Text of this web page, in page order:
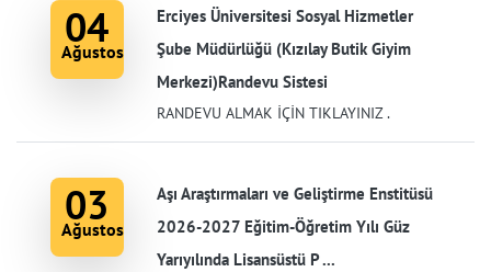
04
Ağustos
Erciyes Üniversitesi Sosyal Hizmetler
Şube Müdürlüğü (Kızılay Butik Giyim
Merkezi)Randevu Sistesi
RANDEVU ALMAK İÇİN TIKLAYINIZ .
03
Ağustos
Aşı Araştırmaları ve Geliştirme Enstitüsü
2026-2027 Eğitim-Öğretim Yılı Güz
Yarıyılında Lisansüstü P ...